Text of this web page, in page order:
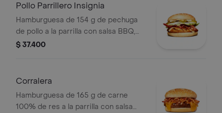
Pollo Parrillero Insignia
Hamburguesa de 154 g de pechuga
de pollo a la parrilla con salsa BBQ,
tocineta, una tajada de queso tipo
pan papa
$ 37.400
Corralera
Hamburguesa de 165 g de carne
100% de res a la parrilla con salsa